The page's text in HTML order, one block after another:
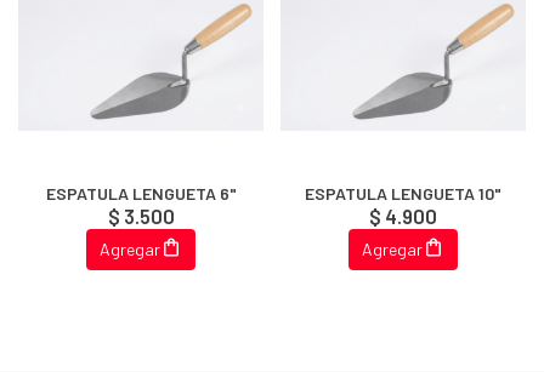
ESPATULA LENGUETA 6"
$ 3.500
Agregar
ESPATULA LENGUETA 10"
$ 4.900
Agregar